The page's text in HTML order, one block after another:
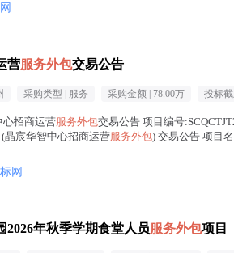
营服务外包交易公告
采购类型 | 服务 采购金额 | 78.00万 投标
心招商运营服务外包交易公告 项目编号
晶宸华智中心招商运营服务外包) 交易公告 项目
网
2026年秋季学期食堂人员 服务外包项目